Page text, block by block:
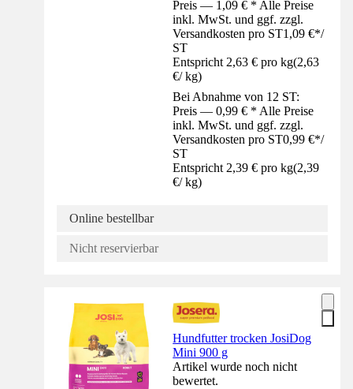
Preis — 1,09 € * Alle Preise
inkl. MwSt. und ggf. zzgl.
Versandkosten pro ST1,09 €*/
ST
Entspricht 2,63 € pro kg(2,63
€/ kg)
Bei Abnahme von 12 ST:
Preis — 0,99 € * Alle Preise
inkl. MwSt. und ggf. zzgl.
Versandkosten pro ST0,99 €*/
ST
Entspricht 2,39 € pro kg(2,39
€/ kg)
Online bestellbar
Nicht reservierbar
Hundfutter trocken JosiDog
Mini 900 g
Artikel wurde noch nicht
bewertet.